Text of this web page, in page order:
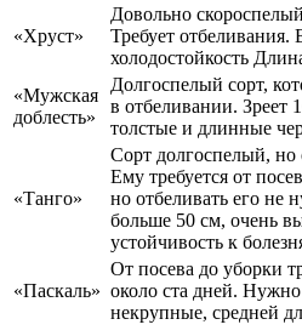
«Хруст»
Довольно
Требует отбеливания.
холодостойкость
«Мужская
доблесть»
Долгоспелый сорт,
в отбеливании. Зреет
толстые и длинные
«Танго»
Сорт долгоспелый,
Ему требуется от
но отбеливать его не
больше 50 см, очень
устойчивость к
«Паскаль»
От посева до уборки
около ста дней.
некрупные, средней